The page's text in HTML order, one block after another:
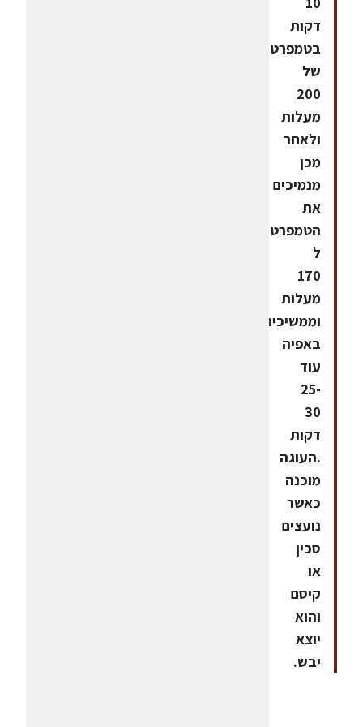
דקות
בטמפרטורה
של
200
מעלות
ולאחר
מכן
מנמיכים
את
הטמפרטורה
ל
170
מעלות
וממשיכים
באפיה
עוד
25-
30
דקות
.העוגה
מוכנה
כאשר
נועצים
סכין
או
קיסם
והוא
יוצא
יבש.